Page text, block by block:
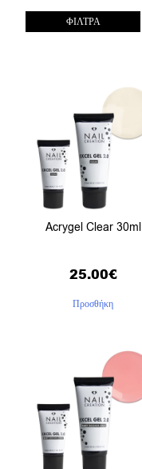
ΦΙΛΤΡΑ
Acrygel Clear 30ml
25.00€
Προσθήκη